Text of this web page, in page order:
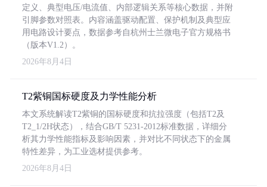
定义、典型电压/电流值、内部逻辑关系等核心数据，并附
引脚参数对照表。内容涵盖驱动配置、保护机制及典型应
用电路设计要点，数据参考自杭州士兰微电子官方规格书
（版本V1.2）。
2026年8月4日
T2紫铜国标硬度及力学性能分析
本文系统解读T2紫铜的国标硬度和抗拉强度（包括T2及
T2_1/2H状态），结合GB/T 5231-2012标准数据，详细分
析其力学性能指标及影响因素，并对比不同状态下的金属
特性差异，为工业选材提供参考。
2026年8月4日